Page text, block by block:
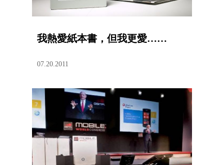
我熱愛紙本書，但我更愛……
07.20.2011